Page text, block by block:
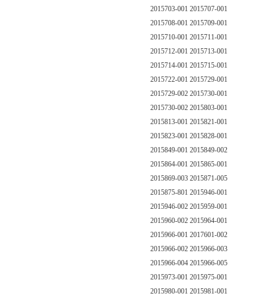
2015703-001 2015707-001
2015708-001 2015709-001
2015710-001 2015711-001
2015712-001 2015713-001
2015714-001 2015715-001
2015722-001 2015729-001
2015729-002 2015730-001
2015730-002 2015803-001
2015813-001 2015821-001
2015823-001 2015828-001
2015849-001 2015849-002
2015864-001 2015865-001
2015869-003 2015871-005
2015875-801 2015946-001
2015946-002 2015959-001
2015960-002 2015964-001
2015966-001 2017601-002
2015966-002 2015966-003
2015966-004 2015966-005
2015973-001 2015975-001
2015980-001 2015981-001